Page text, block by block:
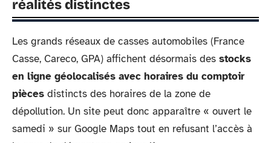
réalités distinctes
Les grands réseaux de casses automobiles (France
Casse, Careco, GPA) affichent désormais des stocks
en ligne géolocalisés avec horaires du comptoir
pièces distincts des horaires de la zone de
dépollution. Un site peut donc apparaître « ouvert le
samedi » sur Google Maps tout en refusant l’accès à